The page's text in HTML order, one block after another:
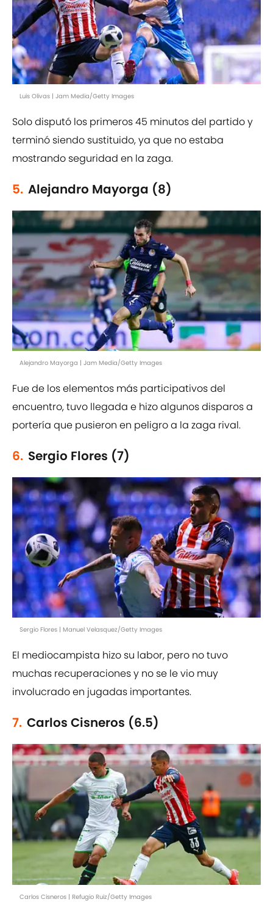
Luis Olivas | Jam Media/Getty Images
Solo disputó los primeros 45 minutos del partido y
terminó siendo sustituido, ya que no estaba
mostrando seguridad en la zaga.
5. Alejandro Mayorga (8)
Alejandro Mayorga | Jam Media/Getty Images
Fue de los elementos más participativos del
encuentro, tuvo llegada e hizo algunos disparos a
portería que pusieron en peligro a la zaga rival.
6. Sergio Flores (7)
Sergio Flores | Manuel Velasquez/Getty Images
El mediocampista hizo su labor, pero no tuvo
muchas recuperaciones y no se le vio muy
involucrado en jugadas importantes.
7. Carlos Cisneros (6.5)
Carlos Cisneros | Refugio Ruiz/Getty Images